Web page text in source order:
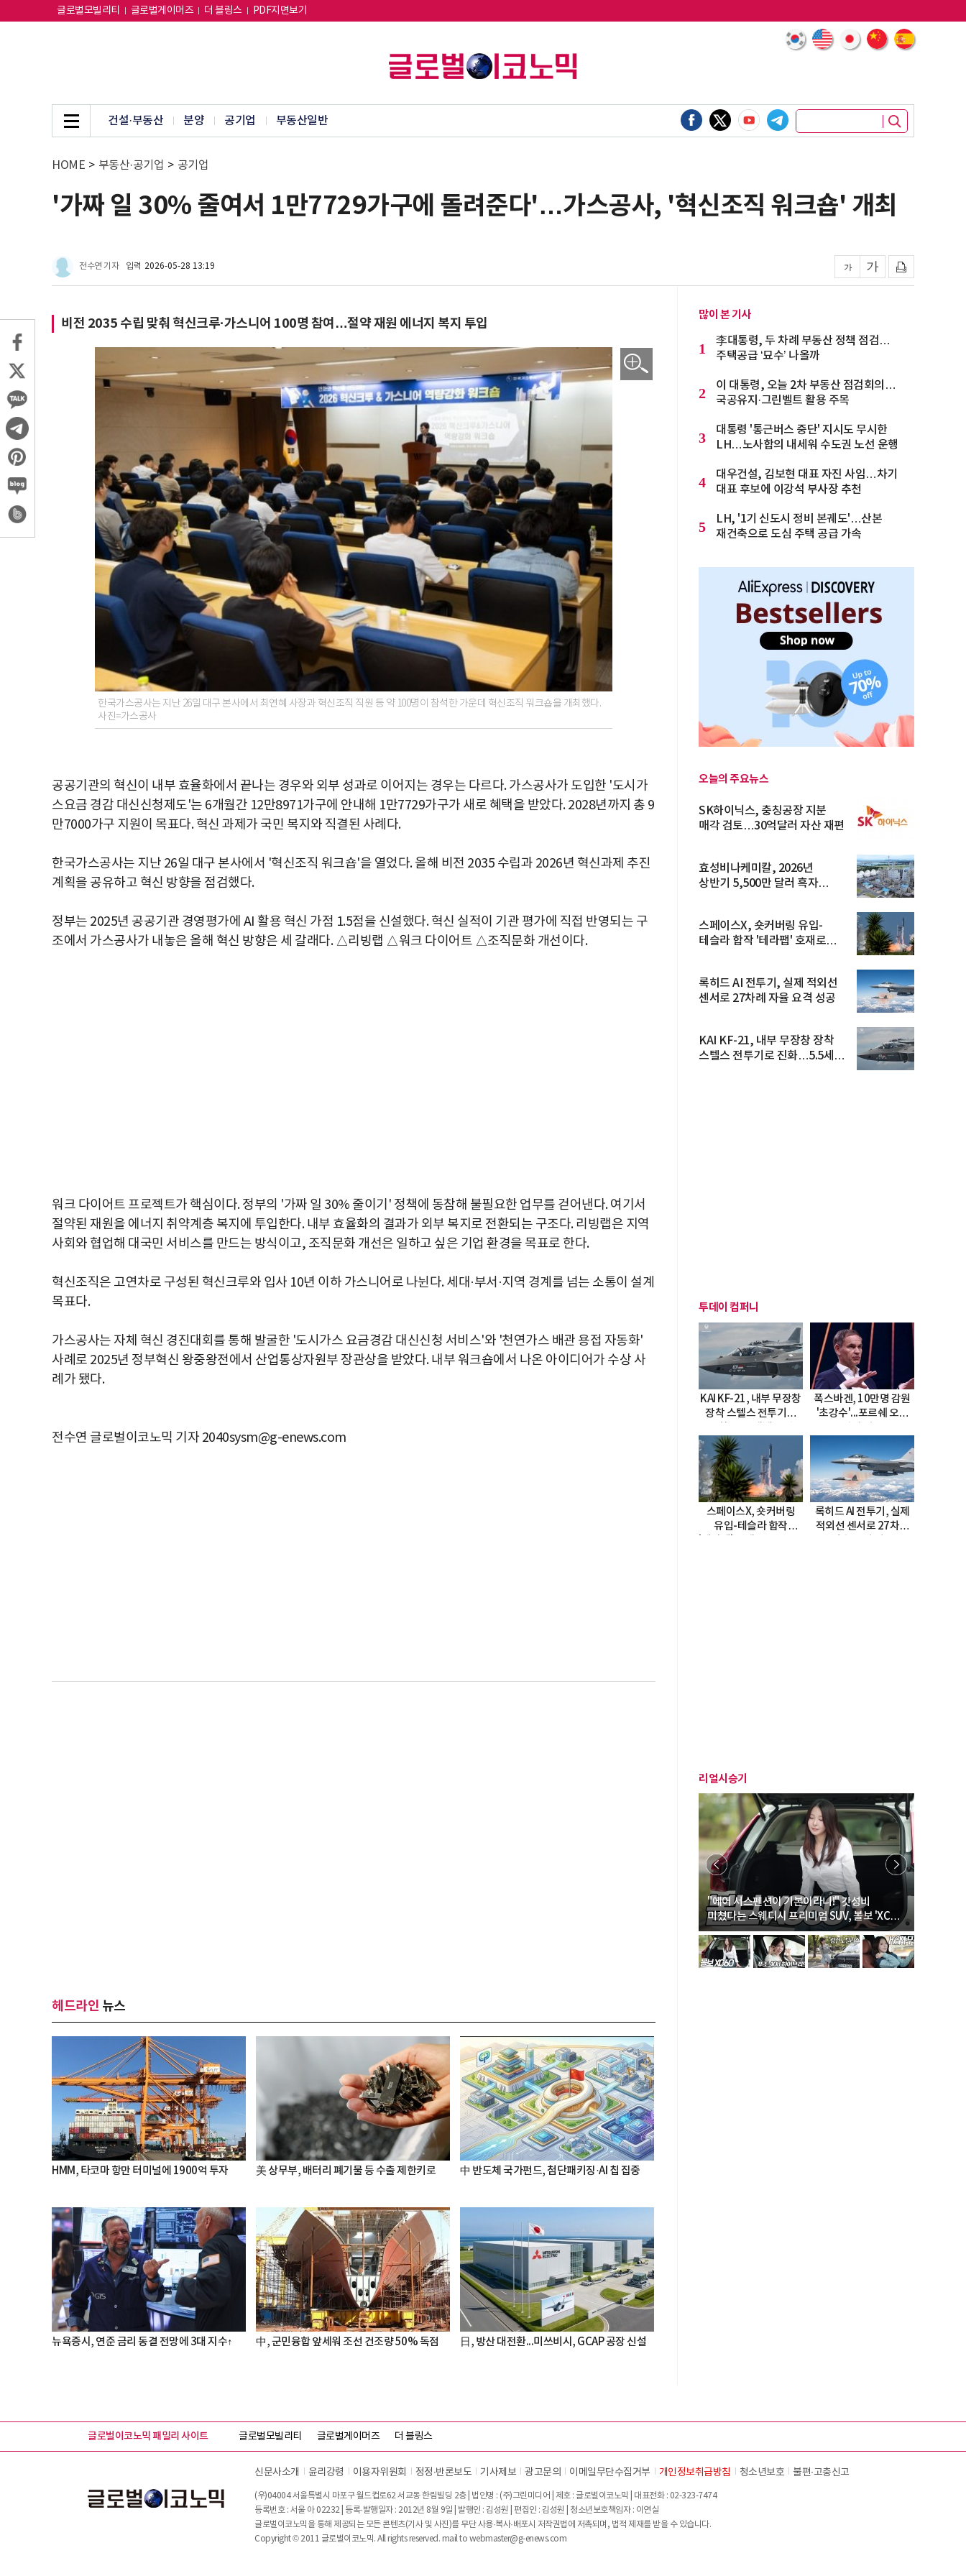
글로벌모빌리티 글로벌게이머즈 더 블링스 PDF지면보기
건설·부동산 분양 공기업 부동산일반
HOME > 부동산·공기업 > 공기업
'가짜 일 30% 줄여서 1만7729가구에 돌려준다'…가스공사, '혁신조직 워크숍' 개최
전수연 기자 입력 2026-05-28 13:19
비전 2035 수립 맞춰 혁신크루·가스니어 100명 참여…절약 재원 에너지 복지 투입
한국가스공사는 지난 26일 대구 본사에서 최연혜 사장과 혁신조직 직원 등 약 100명이 참석한 가운데 혁신조직 워크숍을 개최했다.
사진=가스공사
공공기관의 혁신이 내부 효율화에서 끝나는 경우와 외부 성과로 이어지는 경우는 다르다. 가스공사가 도입한 '도시가
스요금 경감 대신신청제도'는 6개월간 12만8971가구에 안내해 1만7729가구가 새로 혜택을 받았다. 2028년까지 총 9
만7000가구 지원이 목표다. 혁신 과제가 국민 복지와 직결된 사례다.
한국가스공사는 지난 26일 대구 본사에서 '혁신조직 워크숍'을 열었다. 올해 비전 2035 수립과 2026년 혁신과제 추진
계획을 공유하고 혁신 방향을 점검했다.
정부는 2025년 공공기관 경영평가에 AI 활용 혁신 가점 1.5점을 신설했다. 혁신 실적이 기관 평가에 직접 반영되는 구
조에서 가스공사가 내놓은 올해 혁신 방향은 세 갈래다. △리빙랩 △워크 다이어트 △조직문화 개선이다.
워크 다이어트 프로젝트가 핵심이다. 정부의 '가짜 일 30% 줄이기' 정책에 동참해 불필요한 업무를 걷어낸다. 여기서
절약된 재원을 에너지 취약계층 복지에 투입한다. 내부 효율화의 결과가 외부 복지로 전환되는 구조다. 리빙랩은 지역
사회와 협업해 대국민 서비스를 만드는 방식이고, 조직문화 개선은 일하고 싶은 기업 환경을 목표로 한다.
혁신조직은 고연차로 구성된 혁신크루와 입사 10년 이하 가스니어로 나뉜다. 세대·부서·지역 경계를 넘는 소통이 설계
목표다.
가스공사는 자체 혁신 경진대회를 통해 발굴한 '도시가스 요금경감 대신신청 서비스'와 '천연가스 배관 용접 자동화'
사례로 2025년 정부혁신 왕중왕전에서 산업통상자원부 장관상을 받았다. 내부 워크숍에서 나온 아이디어가 수상 사
례가 됐다.
전수연 글로벌이코노믹 기자 2040sysm@g-enews.com
헤드라인 뉴스
HMM, 타코마 항만 터미널에 1900억 투자 美 상무부, 배터리 폐기물 등 수출 제한키로 中 반도체 국가펀드, 첨단패키징·AI 칩 집중
뉴욕증시, 연준 금리 동결 전망에 3대 지수↑ 中, 군민융합 앞세워 조선 건조량 50% 독점 日, 방산 대전환...미쓰비시, GCAP 공장 신설
많이 본 기사
1
李대통령, 두 차례 부동산 정책 점검…
주택공급 ‘묘수’ 나올까
2
이 대통령, 오늘 2차 부동산 점검회의…
국공유지·그린벨트 활용 주목
3
대통령 '통근버스 중단' 지시도 무시한
LH…노사합의 내세워 수도권 노선 운행
4
대우건설, 김보현 대표 자진 사임…차기
대표 후보에 이강석 부사장 추천
5
LH, '1기 신도시 정비 본궤도'…산본
재건축으로 도심 주택 공급 가속
오늘의 주요뉴스
SK하이닉스, 충칭공장 지분
매각 검토…30억달러 자산 재편
효성비나케미칼, 2026년
상반기 5,500만 달러 흑자
스페이스X, 숏커버링 유입-
테슬라 합작 '테라팹' 호재로
록히드 AI 전투기, 실제 적외선
센서로 27차례 자율 요격 성공
KAI KF-21, 내부 무장창 장착
스텔스 전투기로 진화…5.5세대
투데이 컴퍼니
KAI KF-21, 내부 무장창
장착 스텔스 전투기로
폭스바겐, 10만명 감원
'초강수'...포르쉐 오너
스페이스X, 숏커버링
유입-테슬라 합작
록히드 AI 전투기, 실제
적외선 센서로 27차례
리얼시승기
"에어 서스펜션이 기본이라니!" 갓성비
미쳤다는 스웨디시 프리미엄 SUV, 볼보 'XC60
B5 울트라'
글로벌이코노믹 패밀리 사이트 글로벌모빌리티 글로벌게이머즈 더 블링스
신문사소개 윤리강령 이용자위원회 정정∙반론보도 기사제보 광고문의 이메일무단수집거부 개인정보취급방침 청소년보호 불편∙고충신고
(우)04004 서울특별시 마포구 월드컵로62 서교동 한림빌딩 2층 | 법인명 : (주)그린미디어 | 제호 : 글로벌이코노믹 | 대표전화 : 02-323-7474
등록번호 : 서울 아 02232 | 등록·발행일자 : 2012년 8월 9일 | 발행인 : 김성원 | 편집인 : 김성원 | 청소년보호책임자 : 이연실
글로벌이코노믹을 통해 제공되는 모든 콘텐츠(기사 및 사진)를 무단 사용·복사·배포시 저작권법에 저촉되며, 법적 제재를 받을 수 있습니다.
Copyright © 2011 글로벌이코노믹. All rights reserved. mail to webmaster@g-enews.com